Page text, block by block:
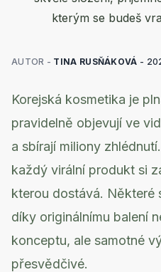
kterým se budeš
AUTOR - TINA RUSŇÁKOVÁ -
Korejská kosmetika je
pravidelně objevují ve
a sbírají miliony
každý virální produkt si
kterou dostává. Některé
díky originálnímu balení
konceptu, ale samotné
přesvědčivé.